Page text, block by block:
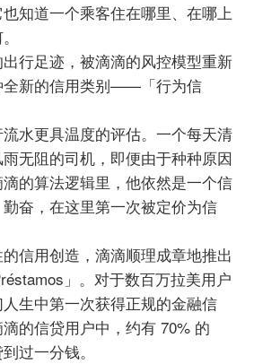
知道一个乘客住在哪里、在哪上
行足迹，被滴滴的风控模型重新
全新的信用类别——「行为信
水更具温度的评估。一个每天清
无阻的司机，即便由于种种原因
的算法逻辑里，他依然是一个信
奋，在这里第一次被定价为信
信用创造，滴滴顺理成章地推出
」。对于数百万拉美用户
生中第一次获得正规的金融信
的信贷用户中，约有 70% 的
过一分钱。